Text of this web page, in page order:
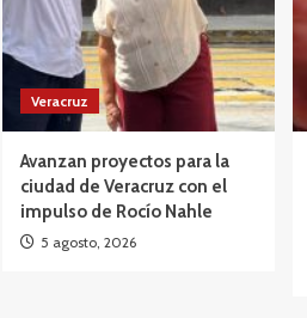
Veracruz
Avanzan proyectos para la
ciudad de Veracruz con el
impulso de Rocío Nahle
5 agosto, 2026